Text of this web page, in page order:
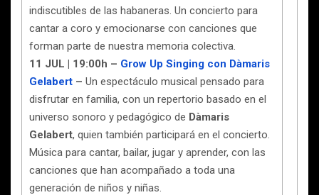
indiscutibles de las habaneras. Un concierto para
cantar a coro y emocionarse con canciones que
forman parte de nuestra memoria colectiva.
11 JUL | 19:00h – Grow Up Singing con Dàmaris
Gelabert – Un espectáculo musical pensado para
disfrutar en familia, con un repertorio basado en el
universo sonoro y pedagógico de Dàmaris
Gelabert, quien también participará en el concierto.
Música para cantar, bailar, jugar y aprender, con las
canciones que han acompañado a toda una
generación de niños y niñas.